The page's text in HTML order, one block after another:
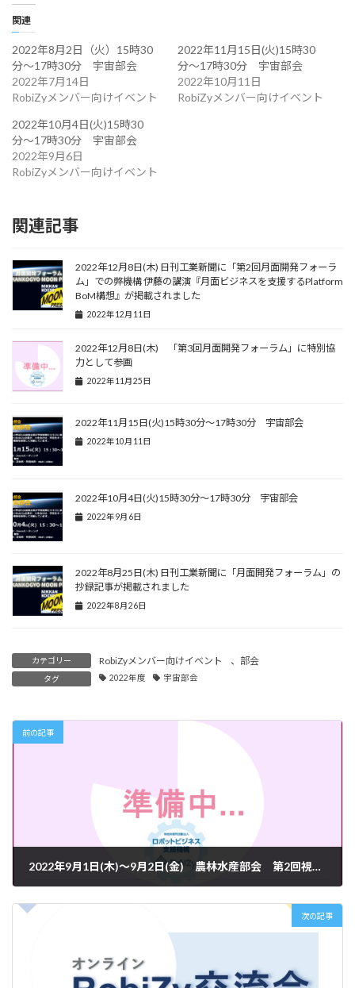
関連
2022年8月2日（火）15時30
分〜17時30分 宇宙部会
2022年7月14日
RobiZyメンバー向けイベント
2022年11月15日(火)15時30
分〜17時30分 宇宙部会
2022年10月11日
RobiZyメンバー向けイベント
2022年10月4日(火)15時30
分〜17時30分 宇宙部会
2022年9月6日
RobiZyメンバー向けイベント
関連記事
2022年12月8日(木) 日刊工業新聞に「第2回月面開発フォーラ
ム」での弊機構 伊藤の講演『月面ビジネスを支援するPlatform
BoM構想』が掲載されました
2022年12月11日
2022年12月8日(木) 「第3回月面開発フォーラム」に特別協
力として参画
2022年11月25日
2022年11月15日(火)15時30分〜17時30分 宇宙部会
2022年10月11日
2022年10月4日(火)15時30分〜17時30分 宇宙部会
2022年9月6日
2022年8月25日(木) 日刊工業新聞に「月面開発フォーラム」の
抄録記事が掲載されました
2022年8月26日
カテゴリー RobiZyメンバー向けイベント 、 部会
タグ 2022年度 宇宙部会
前の記事
2022年9月1日(木)～9月2日(金) 農林水産部会 第2回視察ツアー～林業の課題と効率化・DX化について～
次の記事